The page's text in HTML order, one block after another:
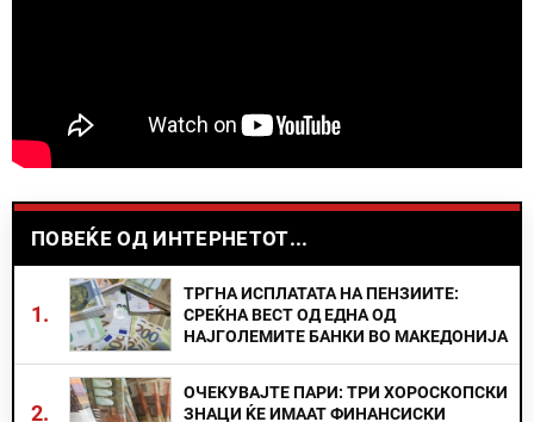
ПОВЕЌЕ ОД ИНТЕРНЕТОТ...
1.
ТРГНА ИСПЛАТАТА НА ПЕНЗИИТЕ:
СРЕЌНА ВЕСТ ОД ЕДНА ОД
НАЈГОЛЕМИТЕ БАНКИ ВО МАКЕДОНИЈА
2.
ОЧЕКУВАЈТЕ ПАРИ: ТРИ ХОРОСКОПСКИ
ЗНАЦИ ЌЕ ИМААТ ФИНАНСИСКИ